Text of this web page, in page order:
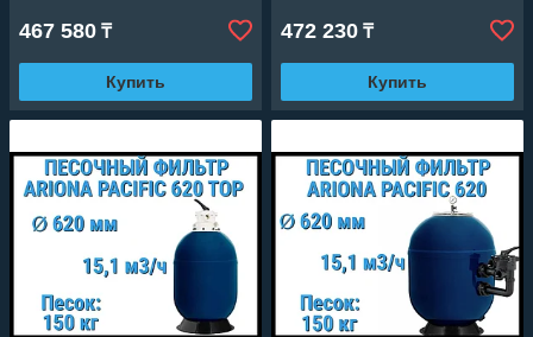
467 580 ₸
Купить
472 230 ₸
Купить